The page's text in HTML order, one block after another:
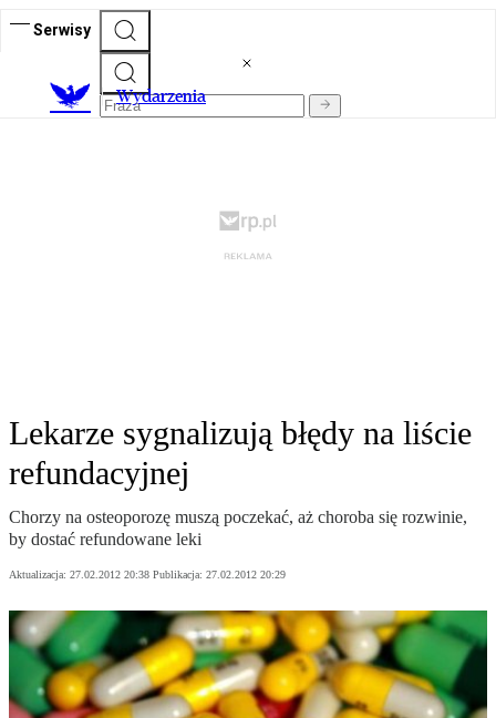
Serwisy
Wydarzenia
Lekarze sygnalizują błędy na liście
refundacyjnej
Chorzy na osteoporozę muszą poczekać, aż choroba się rozwinie,
by dostać refundowane leki
Aktualizacja: 27.02.2012 20:38 Publikacja: 27.02.2012 20:29